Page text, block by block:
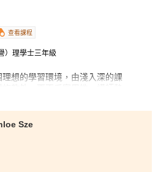
查看課程
）理學士三年級
想的學習環境，由淺入深的課
教外，更不乏實用性。講師熱
餘時間解答我們的疑問，亦經
升學情況，提供不少有用的意
就讀期間，參加了由特許公認
辦的『和興白花油財務報表分析
力，因此大有進步。不得不提
充滿活力、態度積極的同學，
Sze